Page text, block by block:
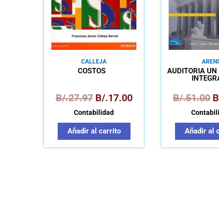
CALLEJA
COSTOS
B/.27.97 B/.17.00
Contabilidad
Añadir al carrito
AUDITORÍA UN
B/.51.00
Añadir al